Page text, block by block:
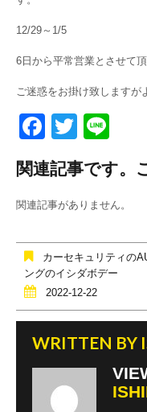
12/29～1/5
6日から平常営業とさせて頂
ご迷惑をお掛け致しますが
F
a
c
e
o
o
k
T
tt
er
e
関連記事です。
関連記事がありません。
カーセキュリティの
ングのイシダボデー
2022-12-22
WRITTEN BY